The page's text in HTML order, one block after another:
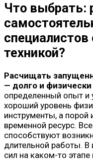
Что выбрать:
техникой?
Расчищать
— долго и
определенный опыт и
хороший уровень
инструменты, а порой
временной ресурс.
способствуют
длительной работы. В
сил на каком-то этапе